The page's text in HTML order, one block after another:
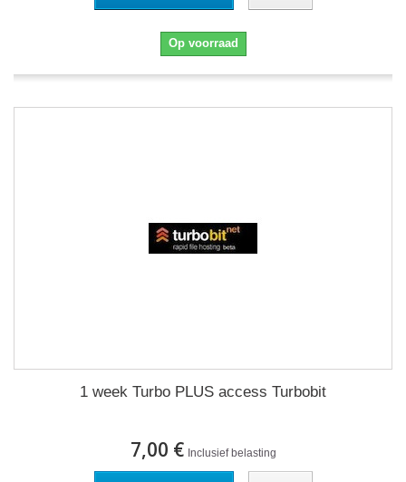
Op voorraad
1 week Turbo PLUS access Turbobit
7,00 € Inclusief belasting